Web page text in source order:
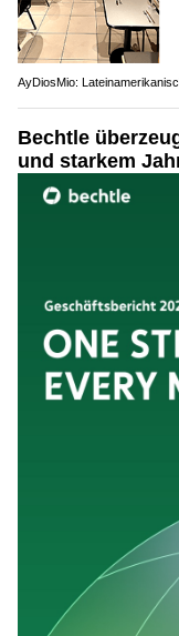
AyDiosMio:
Bechtle
und starkem